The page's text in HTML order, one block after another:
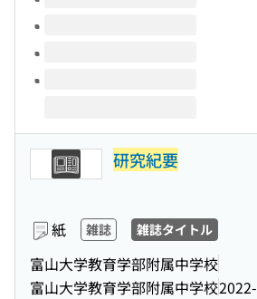
研究紀要
紙 雑誌 雑誌タイトル
富山大学教育学部附属中学校
富山大学教育学部附属中学校2022-